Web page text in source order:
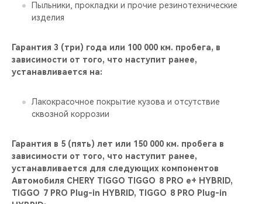
Пыльники, прокладки и прочие резинотехнические
изделия
Гарантия 3 (три) года или 100 000 км. пробега, в
зависимости от того, что наступит ранее,
устанавливается на:
Лакокрасочное покрытие кузова и отсутствие
сквозной коррозии
Гарантия в 5 (пять) лет или 150 000 км. пробега в
зависимости от того, что наступит ранее,
устанавливается для следующих компонентов
Автомобиля CHERY TIGGO TIGGO 8 PRO е+ HYBRID,
TIGGO 7 PRO Plug-in HYBRID, TIGGO 8 PRO Plug-in